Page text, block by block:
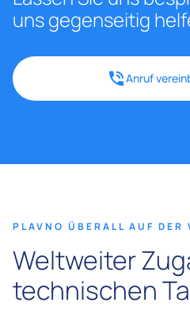
uns gegenseitig
Anruf
PLAVNO ÜBERALL AUF DER
Weltweiter
technischen